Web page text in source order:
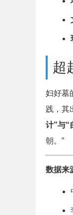
超
妇好墓
践，其
计”与“
朝。”
数据来